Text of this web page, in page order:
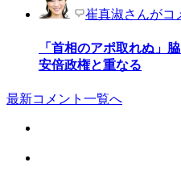
崔真淑さんがコ
「首相のアポ取れぬ」
安倍政権と重なる
最新コメント一覧へ